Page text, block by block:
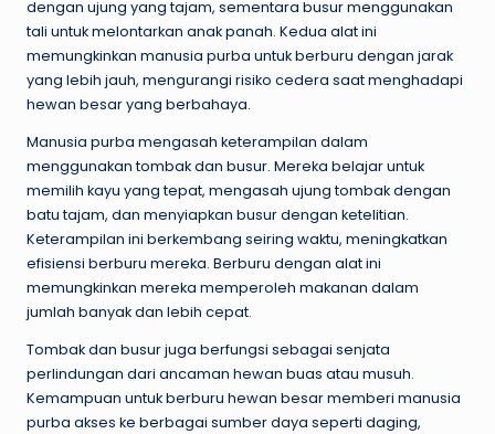
dengan ujung yang tajam, sementara busur menggunakan
tali untuk melontarkan anak panah. Kedua alat ini
memungkinkan manusia purba untuk berburu dengan jarak
yang lebih jauh, mengurangi risiko cedera saat menghadapi
hewan besar yang berbahaya.
Manusia purba mengasah keterampilan dalam
menggunakan tombak dan busur. Mereka belajar untuk
memilih kayu yang tepat, mengasah ujung tombak dengan
batu tajam, dan menyiapkan busur dengan ketelitian.
Keterampilan ini berkembang seiring waktu, meningkatkan
efisiensi berburu mereka. Berburu dengan alat ini
memungkinkan mereka memperoleh makanan dalam
jumlah banyak dan lebih cepat.
Tombak dan busur juga berfungsi sebagai senjata
perlindungan dari ancaman hewan buas atau musuh.
Kemampuan untuk berburu hewan besar memberi manusia
purba akses ke berbagai sumber daya seperti daging,